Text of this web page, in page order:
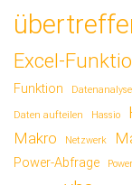
Excel-
Funktion Datenanalyse
Daten aufteilen Hassio
Makro Netzwerk
Power-Abfrage